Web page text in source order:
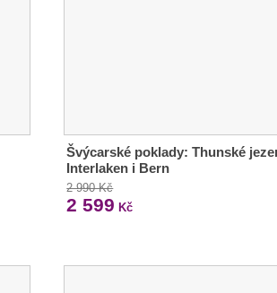
Švýcarské poklady: Thunské
Interlaken i Bern
2 990 Kč
2 599 Kč